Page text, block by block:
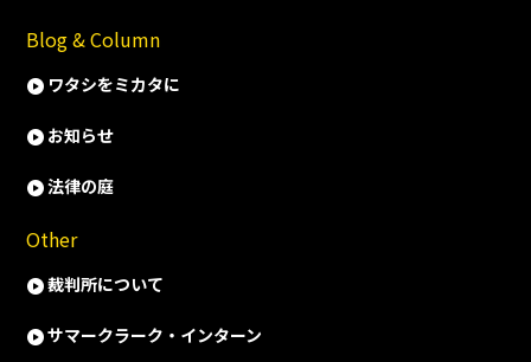
Blog & Column
ワタシをミカタに
お知らせ
法律の庭
Other
裁判所について
サマークラーク・インターン